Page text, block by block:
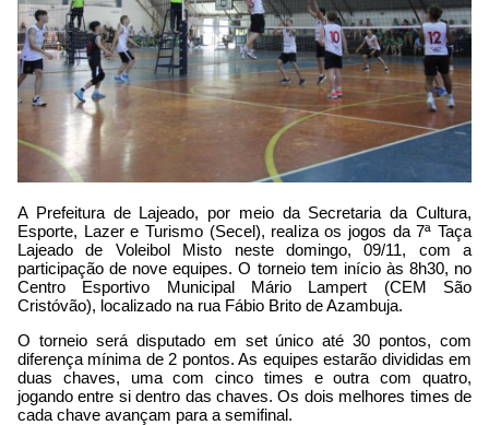
A Prefeitura de Lajeado, por meio da Secretaria da Cultura,
Esporte, Lazer e Turismo (Secel), realiza os jogos da 7ª Taça
Lajeado de Voleibol Misto neste domingo, 09/11, com a
participação de nove equipes. O torneio tem início às 8h30, no
Centro Esportivo Municipal Mário Lampert (CEM São
Cristóvão), localizado na rua Fábio Brito de Azambuja.
O torneio será disputado em set único até 30 pontos, com
diferença mínima de 2 pontos. As equipes estarão divididas em
duas chaves, uma com cinco times e outra com quatro,
jogando entre si dentro das chaves. Os dois melhores times de
cada chave avançam para a semifinal.